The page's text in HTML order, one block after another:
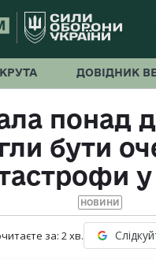
ДОВІДНИК
понад
бути
НОВИНИ
за: 2хв.